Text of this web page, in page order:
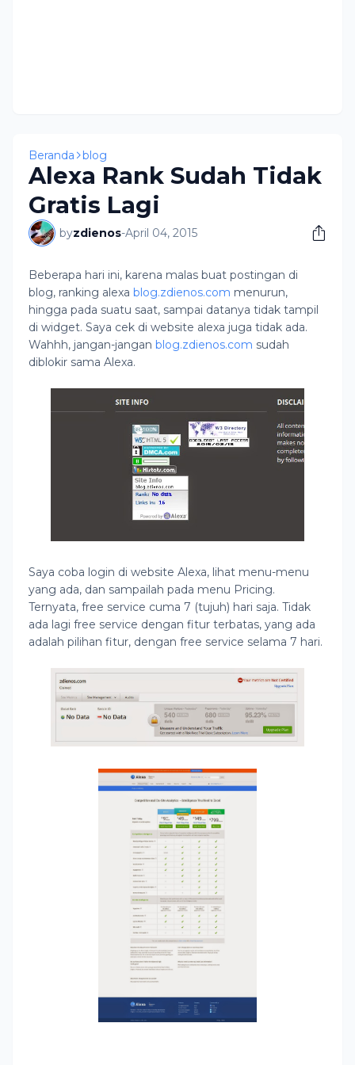
Beranda blog
Alexa Rank Sudah Tidak
Gratis Lagi
byzdienos-April 04, 2015
Beberapa hari ini, karena malas buat postingan di
blog, ranking alexa blog.zdienos.com menurun,
hingga pada suatu saat, sampai datanya tidak tampil
di widget. Saya cek di website alexa juga tidak ada.
Wahhh, jangan-jangan blog.zdienos.com sudah
diblokir sama Alexa.
Saya coba login di website Alexa, lihat menu-menu
yang ada, dan sampailah pada menu Pricing.
Ternyata, free service cuma 7 (tujuh) hari saja. Tidak
ada lagi free service dengan fitur terbatas, yang ada
adalah pilihan fitur, dengan free service selama 7 hari.